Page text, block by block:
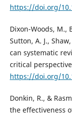
https://doi.org/
Dixon-Woods, M.,
Sutton, A. J.,
can systematic
critical
https://doi.org/
Donkin, R., &
the effectiveness